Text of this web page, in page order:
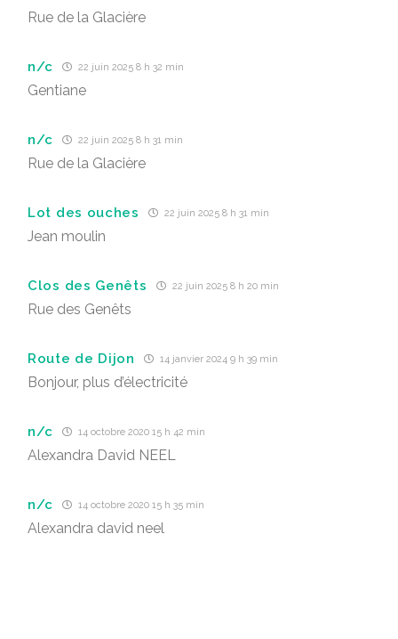
Rue de la Glacière
n/c 22 juin 2025 8 h 32 min
Gentiane
n/c 22 juin 2025 8 h 31 min
Rue de la Glacière
Lot des ouches 22 juin 2025 8 h 31 min
Jean moulin
Clos des Genêts 22 juin 2025 8 h 20 min
Rue des Genêts
Route de Dijon 14 janvier 2024 9 h 39 min
Bonjour, plus d’électricité
n/c 14 octobre 2020 15 h 42 min
Alexandra David NEEL
n/c 14 octobre 2020 15 h 35 min
Alexandra david neel